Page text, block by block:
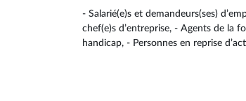
- Salarié(e)s et demandeurs(ses)
chef(e)s d’entreprise, - Agents de la
handicap, - Personnes en reprise